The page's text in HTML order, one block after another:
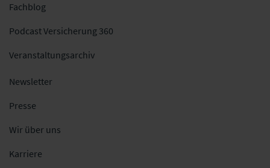
Fachblog
Podcast Versicherung 360
Veranstaltungsarchiv
Newsletter
Presse
Wir über uns
Karriere